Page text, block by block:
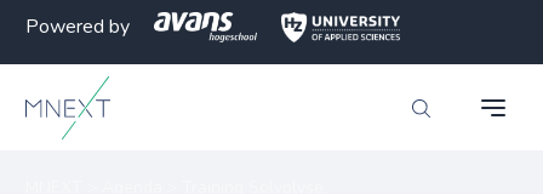
Powered by